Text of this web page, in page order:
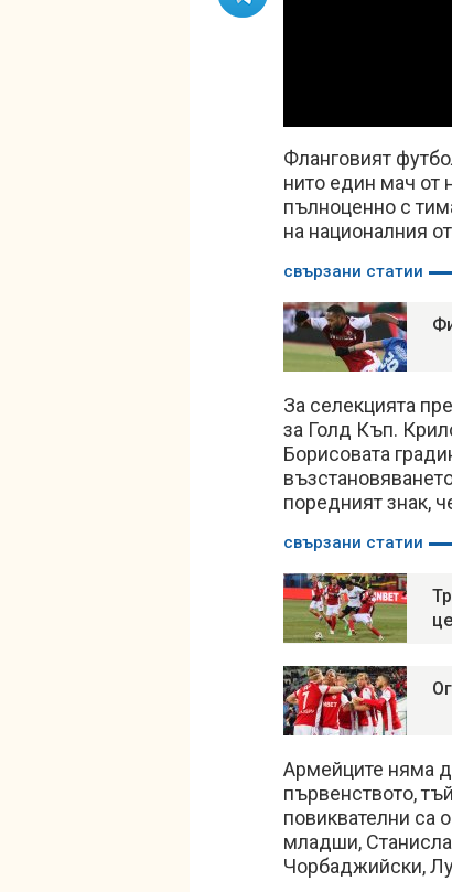
Фланговият
нито един мач от
пълноценно с
на националния
свързани статии
За селекцията
за Голд Къп.
Борисовата
поредният знак,
свързани статии
Армейците няма
първенството,
повиквателни са
младши,
Чорбаджийски,